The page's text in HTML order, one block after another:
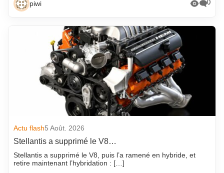
piwi 0
Actu flash5 Août. 2026
Stellantis a supprimé le V8…
Stellantis a supprimé le V8, puis l’a ramené en hybride, et
retire maintenant l’hybridation : […]